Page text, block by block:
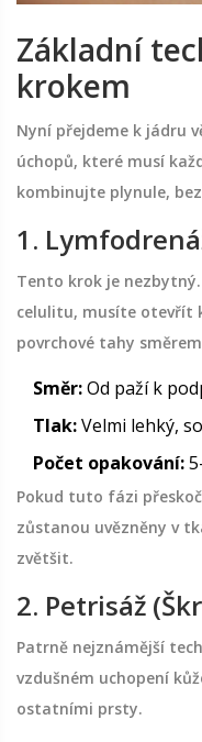
Základní
krokem
Nyní přejdeme k jádru
úchopů, které musí
kombinujte plynule,
1.
Tento krok je
celulitu, musíte otevřít
povrchové tahy
Směr:Od paží k
Tlak:Velmi lehký,
Počet opakování:
Pokud tuto fázi
zůstanou uvězněny v
zvětšit.
2. Petrisáž
Patrně nejznámější
vzdušném uchopení
ostatními prsty.